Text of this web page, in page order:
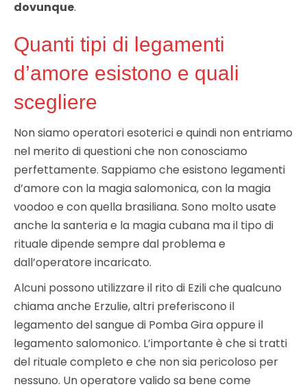
dovunque.
Quanti tipi di legamenti
d’amore esistono e quali
scegliere
Non siamo operatori esoterici e quindi non entriamo
nel merito di questioni che non conosciamo
perfettamente. Sappiamo che esistono legamenti
d’amore con la magia salomonica, con la magia
voodoo e con quella brasiliana. Sono molto usate
anche la santeria e la magia cubana ma il tipo di
rituale dipende sempre dal problema e
dall’operatore incaricato.
Alcuni possono utilizzare il rito di Ezili che qualcuno
chiama anche Erzulie, altri preferiscono il
legamento del sangue di Pomba Gira oppure il
legamento salomonico. L’importante è che si tratti
del rituale completo e che non sia pericoloso per
nessuno. Un operatore valido sa bene come